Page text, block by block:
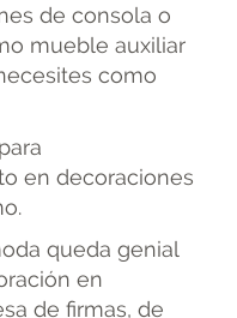
de consola o
mueble auxiliar
como
en decoraciones
queda genial
en
de firmas, de